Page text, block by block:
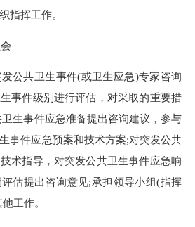
指挥工作。
公共卫生事件(或卫生应急)专家咨询
事件级别进行评估，对采取的重要措
生事件应急准备提出咨询建议，参与
事件应急预案和技术方案;对突发公共
术指导，对突发公共卫生事件应急响
估提出咨询意见;承担领导小组(指挥
工作。